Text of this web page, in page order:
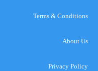
Terms & Conditions
About Us
Privacy Policy